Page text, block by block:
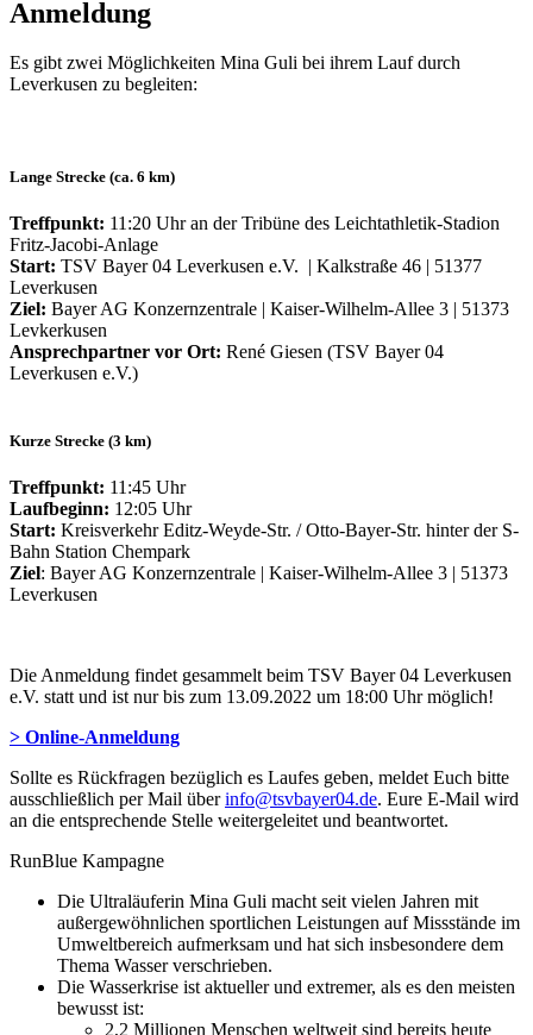
Anmeldung
Es gibt zwei Möglichkeiten Mina Guli bei ihrem Lauf durch
Leverkusen zu begleiten:
Lange Strecke (ca. 6 km)
Treffpunkt: 11:20 Uhr an der Tribüne des Leichtathletik-Stadion
Fritz-Jacobi-Anlage
Start: TSV Bayer 04 Leverkusen e.V. | Kalkstraße 46 | 51377
Leverkusen
Ziel: Bayer AG Konzernzentrale | Kaiser-Wilhelm-Allee 3 | 51373
Levkerkusen
Ansprechpartner vor Ort: René Giesen (TSV Bayer 04
Leverkusen e.V.)
Kurze Strecke (3 km)
Treffpunkt: 11:45 Uhr
Laufbeginn: 12:05 Uhr
Start: Kreisverkehr Editz-Weyde-Str. / Otto-Bayer-Str. hinter der S-
Bahn Station Chempark
Ziel: Bayer AG Konzernzentrale | Kaiser-Wilhelm-Allee 3 | 51373
Leverkusen
Die Anmeldung findet gesammelt beim TSV Bayer 04 Leverkusen
e.V. statt und ist nur bis zum 13.09.2022 um 18:00 Uhr möglich!
> Online-Anmeldung
Sollte es Rückfragen bezüglich es Laufes geben, meldet Euch bitte
ausschließlich per Mail überinfo@tsvbayer04.de. Eure E-Mail wird
an die entsprechende Stelle weitergeleitet und beantwortet.
RunBlue Kampagne
Die Ultraläuferin Mina Guli macht seit vielen Jahren mit
außergewöhnlichen sportlichen Leistungen auf Missstände im
Umweltbereich aufmerksam und hat sich insbesondere dem
Thema Wasser verschrieben.
Die Wasserkrise ist aktueller und extremer, als es den meisten
bewusst ist:
2,2 Millionen Menschen weltweit sind bereits heute